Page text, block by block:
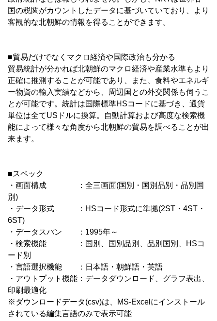
国の税関がカウントしたデータに基づいていており、より
客観的な北朝鮮の情報を得ることができます。
■貿易だけでなくマクロ経済や国際政治も分かる
貿易統計が分かれば北朝鮮のマクロ経済や産業水準もより
正確に推測することが可能であり、また、食料やエネルギ
ー物資の輸入実績などから、周辺国との外交関係も伺うこ
とが可能です。統計は国際標準HSコードに基づき、通貨
単位は全てUSドルに換算。自動計算および高度な検索機
能によって様々な角度から北朝鮮の貿易を調べることが出
来ます。
■スペック
・画面構成 ：全三画面(国別・国別品別・品別国
別)
・データ形式 ：HSコード形式に準拠(2ST・4ST・
6ST)
・データスパン ：1995年～
・検索機能 ：国別、国別品別、品別国別、HSコ
ード別
・言語選択機能 ：日本語・朝鮮語・英語
・アウトプット機能：データダウンロード、グラフ表出、
印刷最適化
※ダウンロードデータ(csv)は、MS-Excelにインストール
されている編集言語のみで表示可能